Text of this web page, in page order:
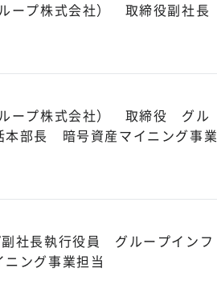
ープ株式会社） 取締役副社長
ープ株式会社） 取締役 グル
部長 暗号資産マイニング事業
社長執行役員 グループインフ
ング事業担当